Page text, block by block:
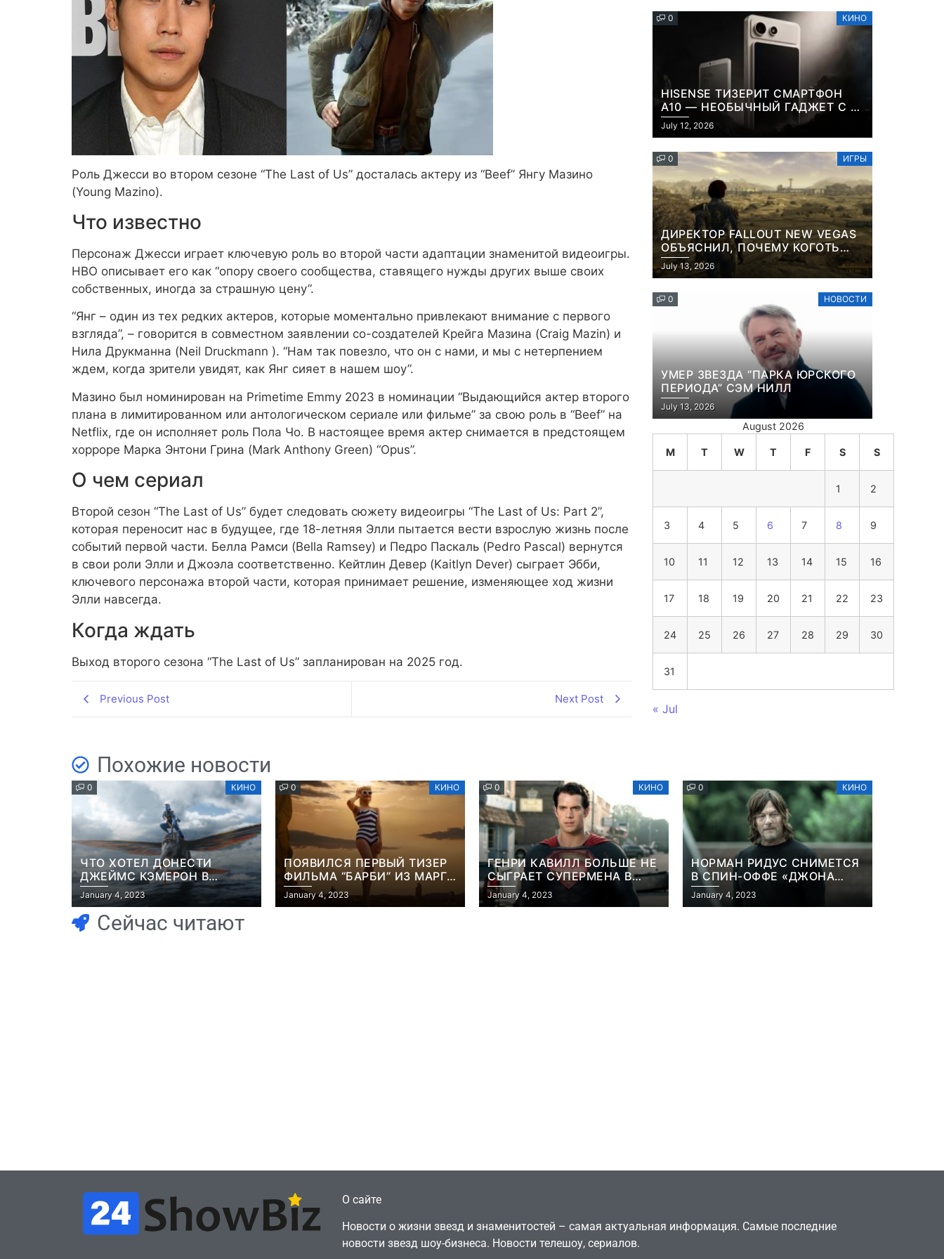
Роль Джесси во втором сезоне “The Last of Us” досталась актеру из “Beef” Янгу Мазино
(Young Mazino).
Что известно
Персонаж Джесси играет ключевую роль во второй части адаптации знаменитой видеоигры.
HBO описывает его как “опору своего сообщества, ставящего нужды других выше своих
собственных, иногда за страшную цену”.
“Янг – один из тех редких актеров, которые моментально привлекают внимание с первого
взгляда”, – говорится в совместном заявлении со-создателей Крейга Мазина (Craig Mazin) и
Нила Друкманна (Neil Druckmann ). “Нам так повезло, что он с нами, и мы с нетерпением
ждем, когда зрители увидят, как Янг сияет в нашем шоу”.
Мазино был номинирован на Primetime Emmy 2023 в номинации “Выдающийся актер второго
плана в лимитированном или антологическом сериале или фильме” за свою роль в “Beef” на
Netflix, где он исполняет роль Пола Чо. В настоящее время актер снимается в предстоящем
хорроре Марка Энтони Грина (Mark Anthony Green) “Opus”.
О чем сериал
Второй сезон “The Last of Us” будет следовать сюжету видеоигры “The Last of Us: Part 2”,
которая переносит нас в будущее, где 18-летняя Элли пытается вести взрослую жизнь после
событий первой части. Белла Рамси (Bella Ramsey) и Педро Паскаль (Pedro Pascal) вернутся
в свои роли Элли и Джоэла соответственно. Кейтлин Девер (Kaitlyn Dever) сыграет Эбби,
ключевого персонажа второй части, которая принимает решение, изменяющее ход жизни
Элли навсегда.
Когда ждать
Выход второго сезона “The Last of Us” запланирован на 2025 год.
Previous Post Next Post
0 КИНО
HISENSE ТИЗЕРИТ СМАРТФОН
A10 — НЕОБЫЧНЫЙ ГАДЖЕТ С E-
INK-ЭКРАНОМ И СЪЕМНОЙ LCD-
ПАНЕЛЬЮ ДЛЯ ЦВЕТНОГО
July 12, 2026
0 ИГРЫ
ДИРЕКТОР FALLOUT NEW VEGAS
ОБЪЯСНИЛ, ПОЧЕМУ КОГОТЬ
СМЕРТИ У КАРЬЕРА НАМЕРЕННО
СНОСИТ ВАМ ГОЛОВУ
July 13, 2026
0 НОВОСТИ
УМЕР ЗВЕЗДА “ПАРКА ЮРСКОГО
ПЕРИОДА” СЭМ НИЛЛ
July 13, 2026
August 2026
M T W T F S S
1 2
3 4 5 6 7 8 9
10 11 12 13 14 15 16
17 18 19 20 21 22 23
24 25 26 27 28 29 30
31
« Jul
Похожие новости
0 КИНО
ЧТО ХОТЕЛ ДОНЕСТИ
ДЖЕЙМС КЭМЕРОН В
ФИЛЬМЕ “АВАТАР: ПУТЬ
ВОДЫ”
January 4, 2023
0 КИНО
ПОЯВИЛСЯ ПЕРВЫЙ ТИЗЕР
ФИЛЬМА “БАРБИ” ИЗ МАРГО
РОББИ
January 4, 2023
0 КИНО
ГЕНРИ КАВИЛЛ БОЛЬШЕ НЕ
СЫГРАЕТ СУПЕРМЕНА В
ФИЛЬМЕ ДЖЕЙМСА ГАННА
January 4, 2023
0 КИНО
НОРМАН РИДУС СНИМЕТСЯ
В СПИН-ОФФЕ «ДЖОНА
УИКА»
January 4, 2023
Сейчас читают
О сайте
Новости о жизни звезд и знаменитостей – самая актуальная информация. Самые последние
новости звезд шоу-бизнеса. Новости телешоу, сериалов.